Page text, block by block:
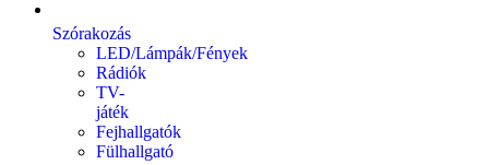
Szórakozás
LED/Lámpák/Fények
Rádiók
TV-
játék
Fejhallgatók
Fülhallgató